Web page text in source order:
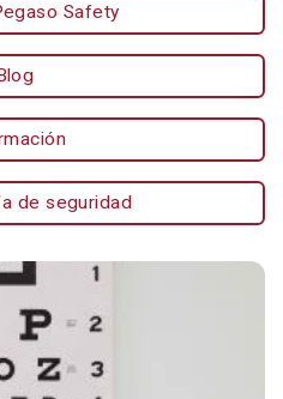
Safety
de seguridad